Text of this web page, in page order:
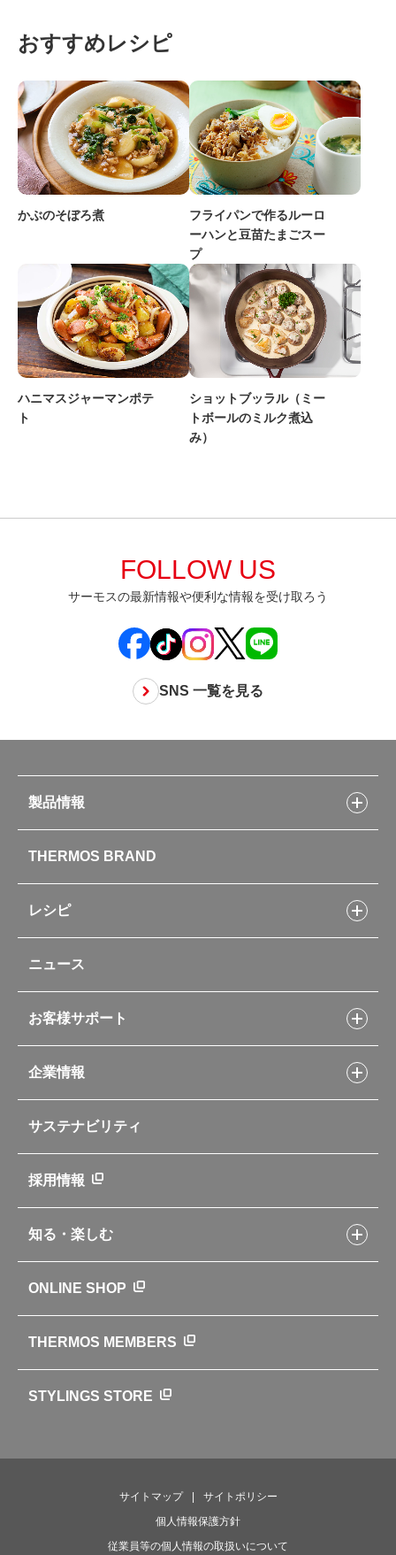
おすすめレシピ
かぶのそぼろ煮
フライパンで作るルーロ
ーハンと豆苗たまごスー
プ
ハニマスジャーマンポテ
ト
ショットブッラル（ミー
トボールのミルク煮込
み）
FOLLOW US
サーモスの最新情報や便利な情報を受け取ろう
SNS 一覧を見る
製品情報
水筒
お弁当
キッチン用品
ポット・アイスペール
コーヒーメーカー
ソフトクーラー・バッグ
山専用ボトル
自転車専用ボトル
アパレル小物
業務用製品
新製品一覧
カタログ
THERMOS BRAND
レシピ
フライパンレシピ
シャトルシェフレシピ
スープジャーレシピ
イージースモーカーレシピ
レシピ本のご紹介
ニュース
お客様サポート
交換用部品の購入方法
部品の種類や販売状況を調べる
よくあるご質問・お問い合わせ
企業情報
企業理念
会社概要
ニュース
世界のサーモス
サーモスの歴史
サステナビリティ
採用情報
知る・楽しむ
クラブサーモス
WEBマガジン
お弁当にエールを込めて
ONLINE SHOP
THERMOS MEMBERS
STYLINGS STORE
サイトマップ
サイトポリシー
個人情報保護方針
従業員等の個人情報の取扱いについて